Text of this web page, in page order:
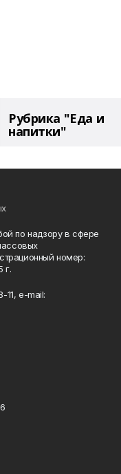
Рубрика "Еда и
напитки"
по надзору в сфере
номер:
г.
11, e-mail: